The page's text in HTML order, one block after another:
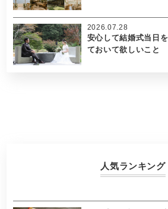
安心して結婚式当日
ておいて欲しいこと
2026.07.28
人気ランキング